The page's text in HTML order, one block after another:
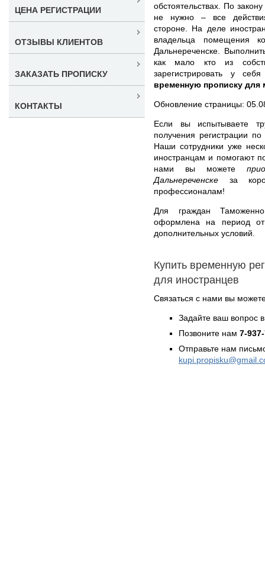
обстоятельствах. По
не нужно – все
стороне. На деле
владельца помещения
Дальнереченске.
как мало кто из
зарегистрировать у
временную прописку для
Обновление страницы:
Если вы испытываете
получения регистрации
Наши сотрудники уже
иностранцам и помогают
нами вы можете
Дальнереченске за
профессионалам!
Для граждан
оформлена на период
дополнительных условий.
Купить временную
для иностранцев
Связаться с нами вы
Задайте ваш вопрос
Позвоните нам 7-
Отправьте нам
ЦЕНА РЕГИСТРАЦИИ
ОТЗЫВЫ КЛИЕНТОВ
ЗАКАЗАТЬ ПРОПИСКУ
КОНТАКТЫ